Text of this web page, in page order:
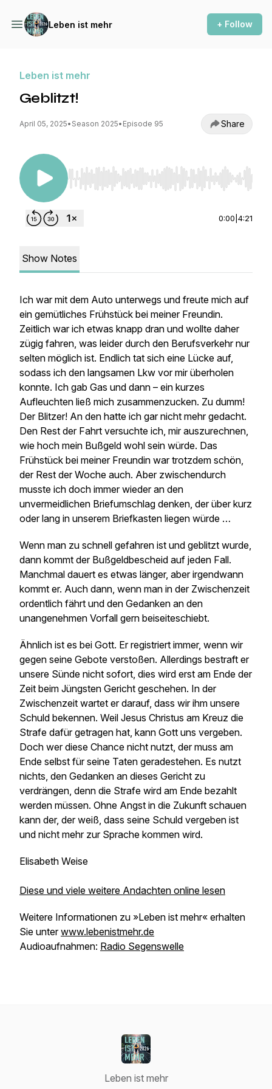
Leben ist mehr + Follow
Leben ist mehr
Geblitzt!
April 05, 2025• Season 2025• Episode 95 Share
Use Left/Right to seek, Home/End to jump to
0:00 4:21
Show Notes
Ich war mit dem Auto unterwegs und freute mich auf
ein gemütliches Frühstück bei meiner Freundin.
Zeitlich war ich etwas knapp dran und wollte daher
zügig fahren, was leider durch den Berufsverkehr nur
selten möglich ist. Endlich tat sich eine Lücke auf,
sodass ich den langsamen Lkw vor mir überholen
konnte. Ich gab Gas und dann – ein kurzes
Aufleuchten ließ mich zusammenzucken. Zu dumm!
Der Blitzer! An den hatte ich gar nicht mehr gedacht.
Den Rest der Fahrt versuchte ich, mir auszurechnen,
wie hoch mein Bußgeld wohl sein würde. Das
Frühstück bei meiner Freundin war trotzdem schön,
der Rest der Woche auch. Aber zwischendurch
musste ich doch immer wieder an den
unvermeidlichen Briefumschlag denken, der über kurz
oder lang in unserem Briefkasten liegen würde …
Wenn man zu schnell gefahren ist und geblitzt wurde,
dann kommt der Bußgeldbescheid auf jeden Fall.
Manchmal dauert es etwas länger, aber irgendwann
kommt er. Auch dann, wenn man in der Zwischenzeit
ordentlich fährt und den Gedanken an den
unangenehmen Vorfall gern beiseiteschiebt.
Ähnlich ist es bei Gott. Er registriert immer, wenn wir
gegen seine Gebote verstoßen. Allerdings bestraft er
unsere Sünde nicht sofort, dies wird erst am Ende der
Zeit beim Jüngsten Gericht geschehen. In der
Zwischenzeit wartet er darauf, dass wir ihm unsere
Schuld bekennen. Weil Jesus Christus am Kreuz die
Strafe dafür getragen hat, kann Gott uns vergeben.
Doch wer diese Chance nicht nutzt, der muss am
Ende selbst für seine Taten geradestehen. Es nutzt
nichts, den Gedanken an dieses Gericht zu
verdrängen, denn die Strafe wird am Ende bezahlt
werden müssen. Ohne Angst in die Zukunft schauen
kann der, der weiß, dass seine Schuld vergeben ist
und nicht mehr zur Sprache kommen wird.
Elisabeth Weise
Diese und viele weitere Andachten online lesen
Weitere Informationen zu »Leben ist mehr« erhalten
Sie unterwww.lebenistmehr.de
Audioaufnahmen: Radio Segenswelle
Leben ist mehr